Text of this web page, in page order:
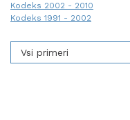
Kodeks 2002 - 2010
Kodeks 1991 - 2002
Vsi primeri